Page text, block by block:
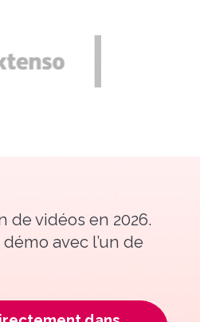
de vidéos en 2026.
avec l’un de